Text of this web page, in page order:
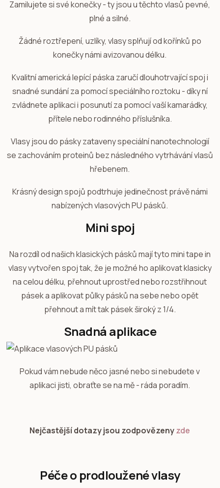
Zamilujete si své konečky - ty jsou u těchto vlasů pevné,
plné a silné.
Žádné roztřepení, uzlíky, vlasy splňují od kořínků po
konečky námi avizovanou délku.
Kvalitní americká lepící páska zaručí dlouhotrvající spoj i
snadné sundání za pomocí speciálního roztoku - díky ní
zvládnete aplikaci i posunutí za pomocí vaší kamarádky,
přítele nebo rodinného příslušníka.
Vlasy jsou do pásky zataveny speciální nanotechnologií
se zachováním proteinů bez následného vytrhávání vlasů
hřebenem.
Krásný design spojů podtrhuje jedinečnost právě námi
nabízených vlasových PU pásků.
Mini spoj
Na rozdíl od našich klasických pásků mají tyto mini tape in
vlasy vytvořen spoj tak, že je možné ho aplikovat klasicky
na celou délku, přehnout uprostřed nebo rozstřihnout
pásek a aplikovat půlky pásků na sebe nebo opět
přehnout a mít tak pásek široký z 1/4.
Snadná aplikace
Pokud vám nebude něco jasné nebo si nebudete v
aplikaci jisti, obraťte se na mě - ráda poradím.
Nejčastější dotazy jsou zodpovězenyzde
Péče o prodloužené vlasy